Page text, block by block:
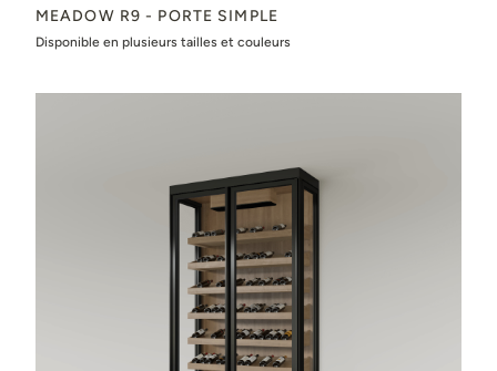
MEADOW R9 - PORTE SIMPLE
Disponible en plusieurs tailles et couleurs